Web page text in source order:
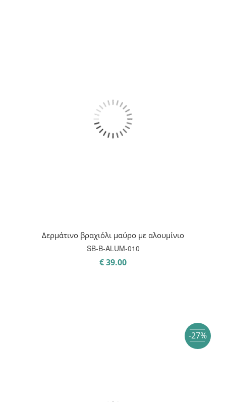
Δερμάτινο βραχιόλι μαύρο με αλουμίνιο
SB-B-ALUM-010
€39.00
-27%